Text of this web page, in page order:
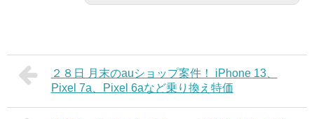
２８日 月末のauショップ案件！ iPhone 13、
Pixel 7a、Pixel 6aなど乗り換え特価